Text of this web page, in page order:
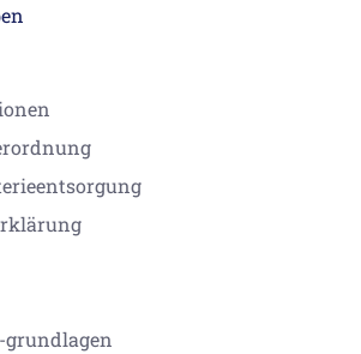
grundlagen